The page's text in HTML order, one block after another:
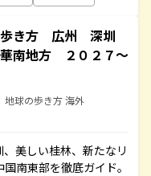
歩き方 広州 深圳
南地方 ２０２７～
地球の歩き方 海外
美しい桂林、新たなリ
南東部を徹底ガイド。